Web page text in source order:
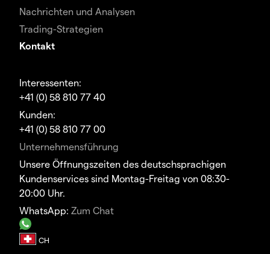
Nachrichten und Analysen
Trading-Strategien
Kontakt
Interessenten:
+41 (0) 58 810 77 40
Kunden:
+41 (0) 58 810 77 00
Unternehmensführung
Unsere Öffnungszeiten des deutschsprachigen
Kundenservices sind Montag-Freitag von 08:30-
20:00 Uhr.
WhatsApp: Zum Chat